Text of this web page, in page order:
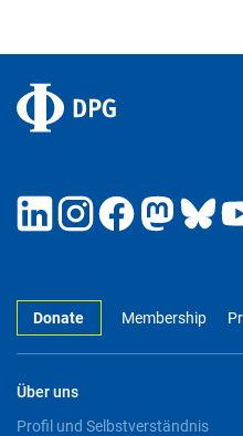
Donate Membership
Über uns
Profil und Selbstverständnis